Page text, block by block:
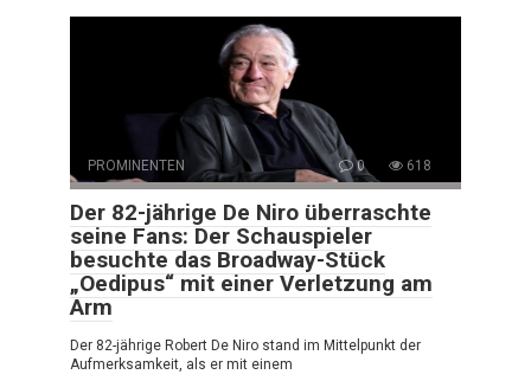
PROMINENTEN 0 618
Der 82-jährige De Niro überraschte
seine Fans: Der Schauspieler
besuchte das Broadway-Stück
„Oedipus“ mit einer Verletzung am
Arm
Der 82-jährige Robert De Niro stand im Mittelpunkt der
Aufmerksamkeit, als er mit einem